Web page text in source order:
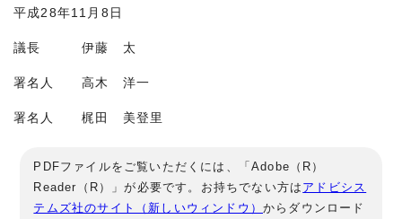
平成28年11月8日
議長 伊藤 太
署名人 高木 洋一
署名人 梶田 美登里
PDFファイルをご覧いただくには、「Adobe（R）
Reader（R）」が必要です。お持ちでない方は アドビシス
テムズ社のサイト（新しいウィンドウ）からダウンロード